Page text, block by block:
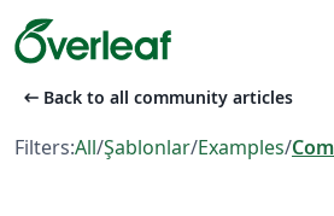
arrow_left_alt Back to all community articles
Filters:All/Şablonlar/Examples/